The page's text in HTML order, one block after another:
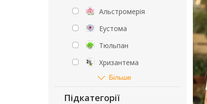
Альстромерія
Еустома
Тюльпан
Хризантема
Більше
Підкатегорії